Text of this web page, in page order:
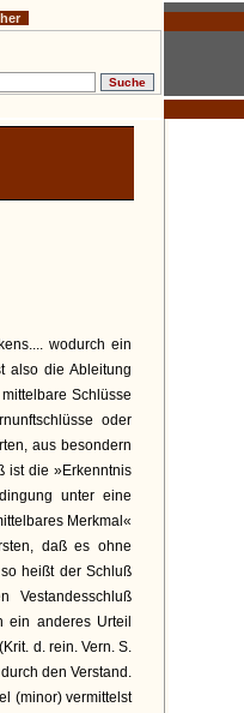
wodurch ein
also die Ableitung
Schlüsse
oder
aus besondern
ist die »Erkenntnis
unter eine
Merkmal«
daß es ohne
heißt der Schluß
Vestandesschluß
ein anderes Urteil
d. rein. Vern. S.
den Verstand.
(minor) vermittelst